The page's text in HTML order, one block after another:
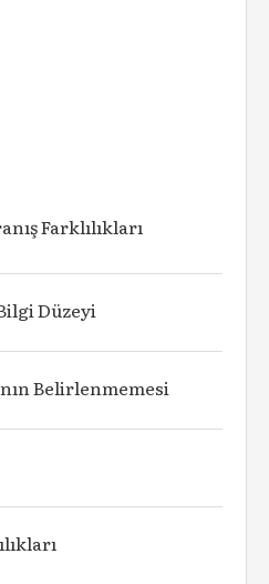
Farklılıkları
Düzeyi
Belirlenmemesi